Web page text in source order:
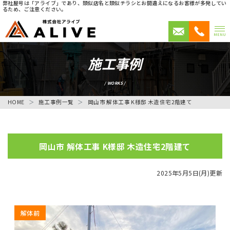
弊社屋号は「アライブ」であり、類似店名と類似チラシとお間違えになるお客様が多発してい
るため、ご注意ください。
MENU
施工事例
/ WORKS /
HOME 施工事例一覧 岡山市 解体工事 K様邸 木造住宅2階建て
岡山市 解体工事 K様邸 木造住宅2階建て
2025年5月5日(月)更新
解体前